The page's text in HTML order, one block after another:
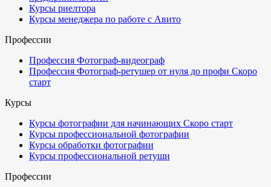
Курсы риелтора
Курсы менеджера по работе с Авито
Профессии
Профессия Фотограф-видеограф
Профессия Фотограф-ретушер от нуля до профи Скоро
старт
Курсы
Курсы фотографии для начинающих Скоро старт
Курсы профессиональной фотографии
Курсы обработки фотографии
Курсы профессиональной ретуши
Профессии